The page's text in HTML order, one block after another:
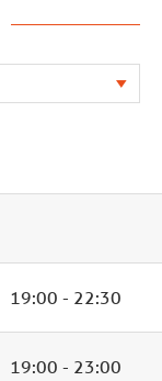
19:00 - 22:30
19:00 - 23:00